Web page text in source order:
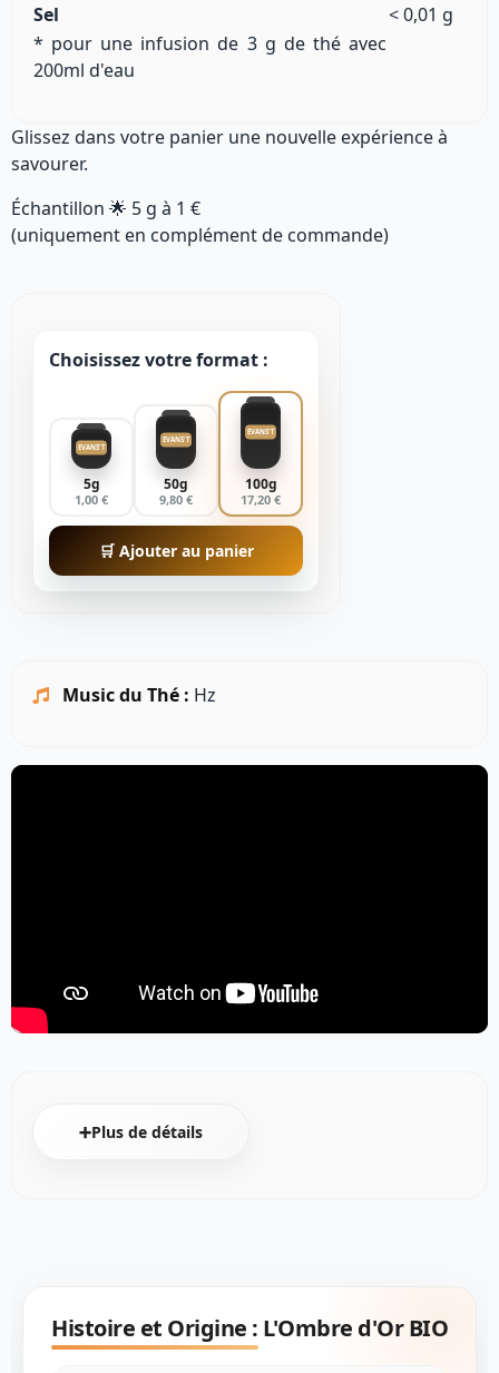
Sel
< 0,01 g
* pour une infusion de 3 g de thé avec
200ml d'eau
Glissez dans votre panier une nouvelle expérience à
savourer.
Échantillon 🌟 5 g à 1 €
(uniquement en complément de commande)
Choisissez votre format :
EVANS'T
5g
1,00 €
EVANS'T
50g
9,80 €
EVANS'T
100g
17,20 €
🛒 Ajouter au panier
Music du Thé : Hz
➕Plus de détails
Histoire et Origine : L'Ombre d'Or BIO